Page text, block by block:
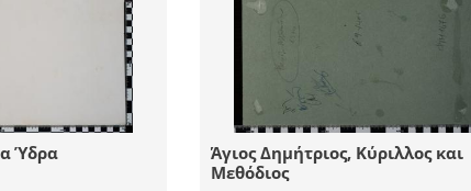
Ύδρα
Άγιος Δημήτριος, Κύριλλος και
Μεθόδιος